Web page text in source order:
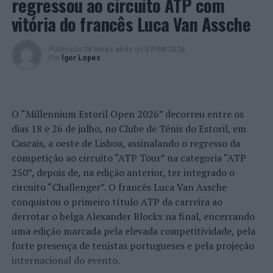
grande importância para a Imprensa, distinguindo
Carlos Veras, histórico correspondente de “O Jogo” em
Leitão e a Revelação foi o nadador Diogo Ribeiro
(Benfica), com resultados excecionais este ano.
A Equipa do Ano distinguida foi a do Hóquei em Patins
do FC Porto, recente campeã europeia precisamente em
Viana do Castelo, troféu que conquistou pela terceira
vez na sua história.
No que toca ao futebol, modalidade que esteve na
génese do CNID em 1966, os sócios, como é de tradição,
votaram O Melhor Jogador da I Liga, que é Gonçalo
vitória do francês Luca Van Assche
Publicado 24 horas atrás on 07/08/2026
Por
Ígor Lopes
O “Millennium Estoril Open 2026” decorreu entre os
dias 18 e 26 de julho, no Clube de Ténis do Estoril, em
Cascais, a oeste de Lisboa, assinalando o regresso da
competição ao circuito “ATP Tour” na categoria “ATP
250”, depois de, na edição anterior, ter integrado o
circuito “Challenger”. O francês Luca Van Assche
conquistou o primeiro título ATP da carreira ao
derrotar o belga Alexander Blockx na final, encerrando
uma edição marcada pela elevada competitividade, pela
forte presença de tenistas portugueses e pela projeção
internacional do evento.